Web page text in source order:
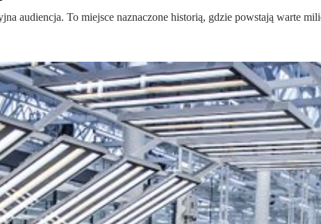
audiencja. To miejsce naznaczone historią, gdzie powstają warte